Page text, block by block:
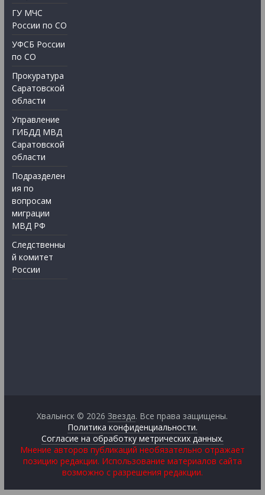
ГУ МЧС
России по СО
УФСБ России
по СО
Прокуратура
Саратовской
области
Управление
ГИБДД МВД
Саратовской
области
Подразделен
ия по
вопросам
миграции
МВД РФ
Следственны
й комитет
России
Хвалынск © 2026Звезда. Все права защищены.
Политика конфиденциальности.
Согласие на обработку метрических данных.
Мнение авторов публикаций необязательно отражает
позицию редакции. Использование материалов сайта
возможно с разрешения редакции.